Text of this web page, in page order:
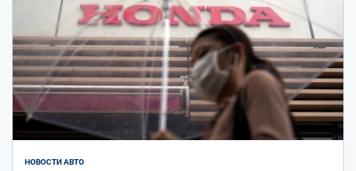
НОВОСТИ АВТО